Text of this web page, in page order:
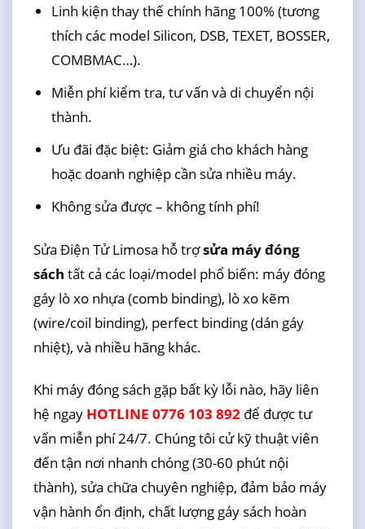
Linh kiện thay thế chính hãng 100% (tương
thích các model Silicon, DSB, TEXET, BOSSER,
COMBMAC…).
Miễn phí kiểm tra, tư vấn và di chuyển nội
thành.
Ưu đãi đặc biệt: Giảm giá cho khách hàng
hoặc doanh nghiệp cần sửa nhiều máy.
Không sửa được – không tính phí!
Sửa Điện Tử Limosa hỗ trợsửa máy đóng
sách tất cả các loại/model phổ biến: máy đóng
gáy lò xo nhựa (comb binding), lò xo kẽm
(wire/coil binding), perfect binding (dán gáy
nhiệt), và nhiều hãng khác.
Khi máy đóng sách gặp bất kỳ lỗi nào, hãy liên
hệ ngay HOTLINE 0776 103 892để được tư
vấn miễn phí 24/7. Chúng tôi cử kỹ thuật viên
đến tận nơi nhanh chóng (30-60 phút nội
thành), sửa chữa chuyên nghiệp, đảm bảo máy
vận hành ổn định, chất lượng gáy sách hoàn